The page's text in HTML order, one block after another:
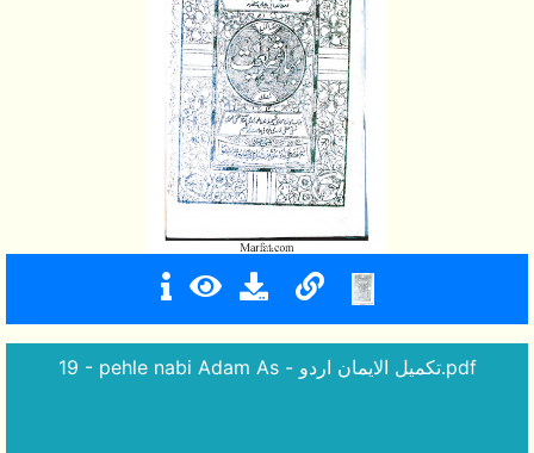
19 - pehle nabi Adam As - تکمیل الایمان اردو.pdf